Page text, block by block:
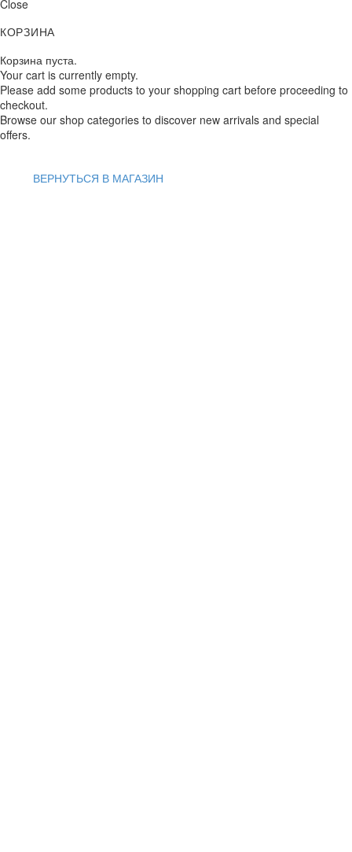
Close
КОРЗИНА
Корзина пуста.
Your cart is currently empty.
Please add some products to your shopping cart before proceeding to
checkout.
Browse our shop categories to discover new arrivals and special
offers.
ВЕРНУТЬСЯ В МАГАЗИН